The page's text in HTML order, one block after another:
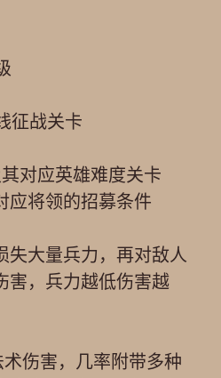
征战关卡
对应英雄难度关卡
应将领的招募条件
失大量兵力，再对敌人
害，兵力越低伤害越
伤害，几率附带多种